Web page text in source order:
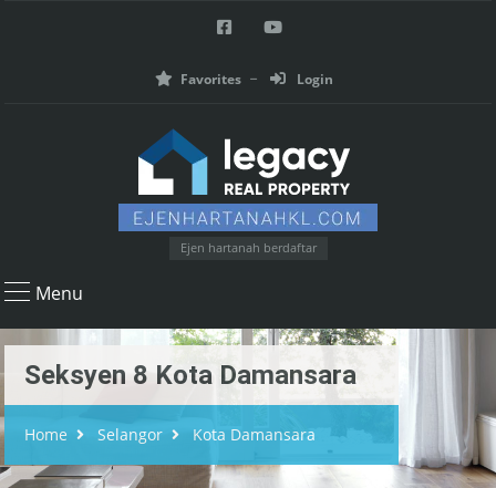
Favorites Login
Ejen hartanah berdaftar
Menu
Seksyen 8 Kota Damansara
Home Selangor Kota Damansara